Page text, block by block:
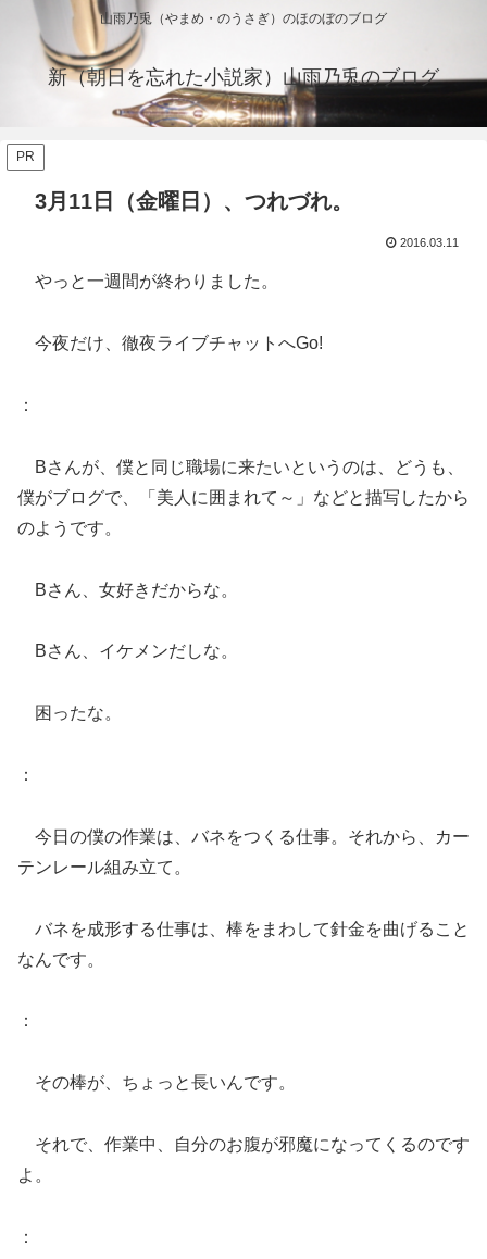
山雨乃兎（やまめ・のうさぎ）のほのぼのブログ
新（朝日を忘れた小説家）山雨乃兎のブログ
PR
3月11日（金曜日）、つれづれ。
2016.03.11
やっと一週間が終わりました。
今夜だけ、徹夜ライブチャットへGo!
：
Bさんが、僕と同じ職場に来たいというのは、どうも、
僕がブログで、「美人に囲まれて～」などと描写したから
のようです。
Bさん、女好きだからな。
Bさん、イケメンだしな。
困ったな。
：
今日の僕の作業は、バネをつくる仕事。それから、カー
テンレール組み立て。
バネを成形する仕事は、棒をまわして針金を曲げること
なんです。
：
その棒が、ちょっと長いんです。
それで、作業中、自分のお腹が邪魔になってくるのです
よ。
：